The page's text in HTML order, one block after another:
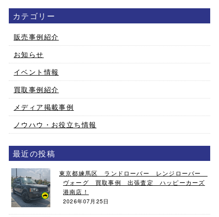
カテゴリー
販売事例紹介
お知らせ
イベント情報
買取事例紹介
メディア掲載事例
ノウハウ・お役立ち情報
最近の投稿
東京都練馬区 ランドローバー レンジローバー
ヴォーグ 買取事例 出張査定 ハッピーカーズ
港南店！
2026年07月25日